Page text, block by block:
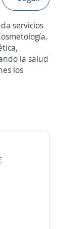
servicios
la salud
los